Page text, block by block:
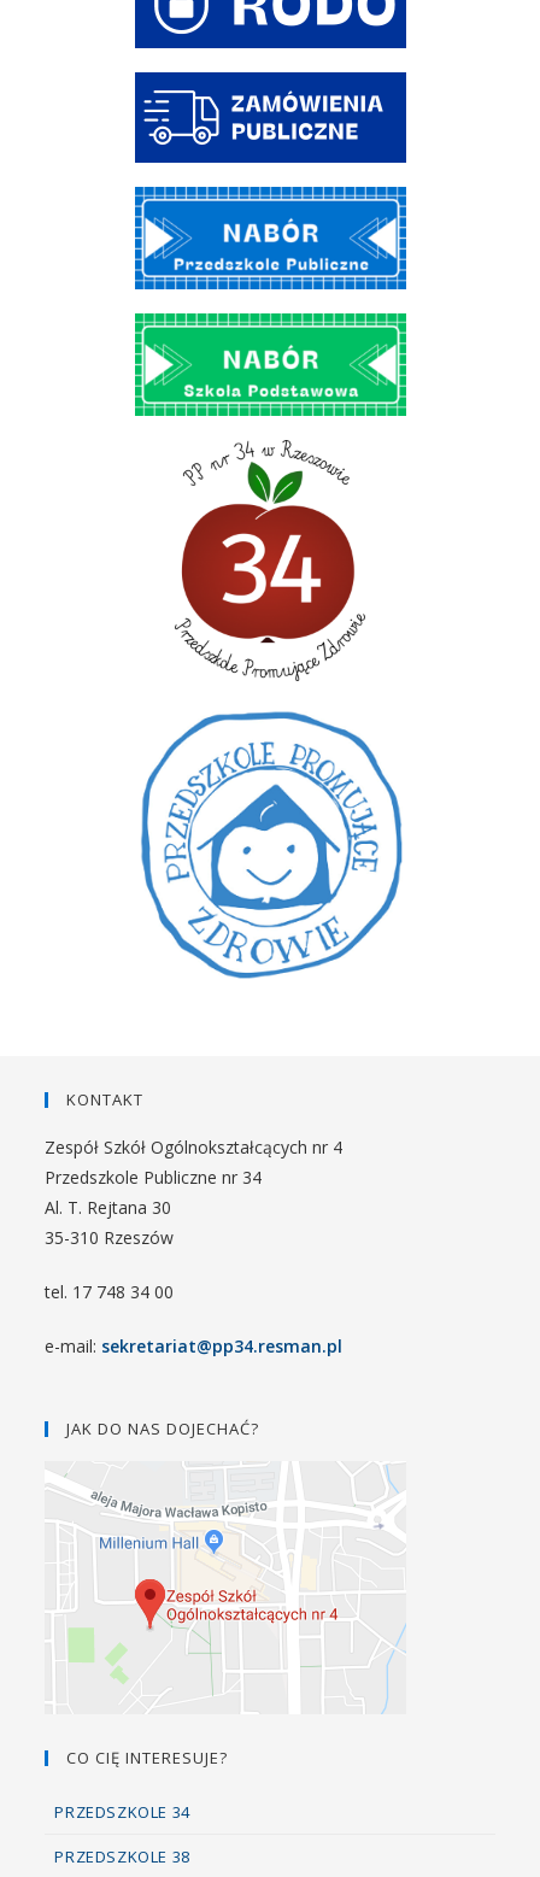
KONTAKT
Zespół Szkół Ogólnokształcących nr 4
Przedszkole Publiczne nr 34
Al. T. Rejtana 30
35-310 Rzeszów
tel. 17 748 34 00
e-mail: sekretariat@pp34.resman.pl
JAK DO NAS DOJECHAĆ?
CO CIĘ INTERESUJE?
PRZEDSZKOLE 34
PRZEDSZKOLE 38